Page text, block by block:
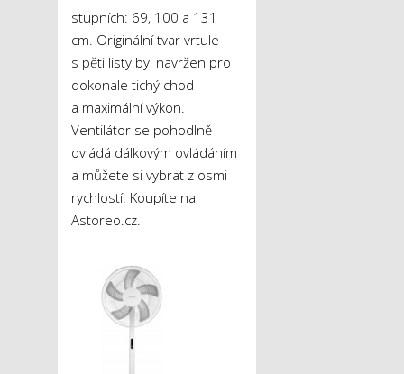
stupních: 69, 100 a 131
cm. Originální tvar vrtule
s pěti listy byl navržen pro
dokonale tichý chod
a maximální výkon.
Ventilátor se pohodlně
ovládá dálkovým ovládáním
a můžete si vybrat z osmi
rychlostí. Koupíte na
Astoreo.cz.